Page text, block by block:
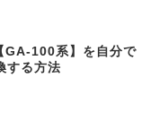
GA-100系】を自分で
する方法